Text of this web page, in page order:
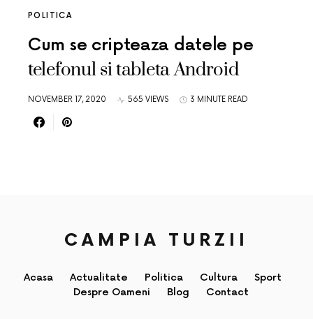
POLITICA
Cum se cripteaza datele pe
telefonul si tableta Android
NOVEMBER 17, 2020 565 VIEWS 3 MINUTE READ
CAMPIA TURZII
Acasa Actualitate Politica Cultura
Sport
Despre Oameni
Blog Contact